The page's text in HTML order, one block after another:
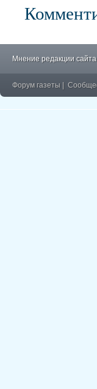
Мнение редакции
Форум газеты
�